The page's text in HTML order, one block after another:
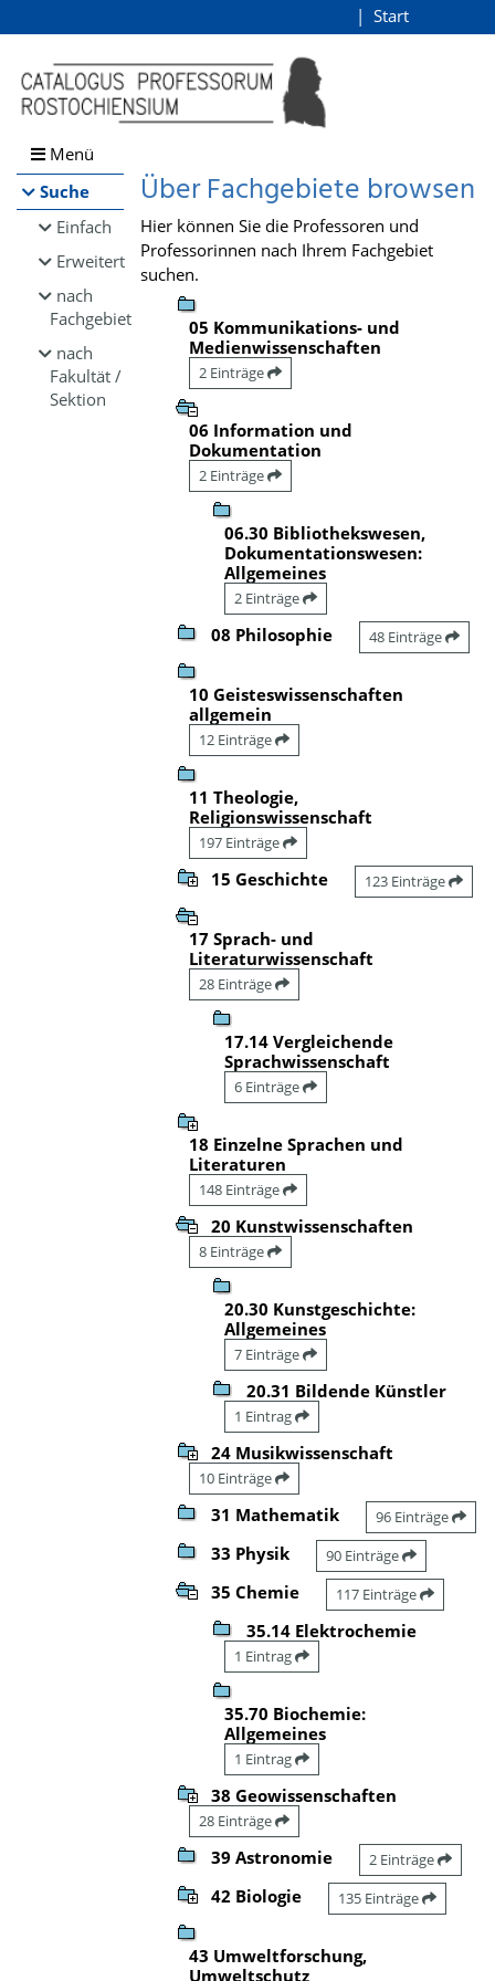
Browsen
direkt zum Inhalt
Start
Menü
Suche
Einfach
Erweitert
nach
Fachgebiet
nach
Fakultät /
Sektion
Über Fachgebiete browsen
Hier können Sie die Professoren und
Professorinnen nach Ihrem Fachgebiet
suchen.
05 Kommunikations- und
Medienwissenschaften
2 Einträge
06 Information und
Dokumentation
2 Einträge
06.30 Bibliothekswesen,
Dokumentationswesen:
Allgemeines
2 Einträge
08 Philosophie 48 Einträge
10 Geisteswissenschaften
allgemein
12 Einträge
11 Theologie,
Religionswissenschaft
197 Einträge
15 Geschichte 123 Einträge
17 Sprach- und
Literaturwissenschaft
28 Einträge
17.14 Vergleichende
Sprachwissenschaft
6 Einträge
18 Einzelne Sprachen und
Literaturen
148 Einträge
20 Kunstwissenschaften
8 Einträge
20.30 Kunstgeschichte:
Allgemeines
7 Einträge
20.31 Bildende Künstler
1 Eintrag
24 Musikwissenschaft
10 Einträge
31 Mathematik 96 Einträge
33 Physik 90 Einträge
35 Chemie 117 Einträge
35.14 Elektrochemie
1 Eintrag
35.70 Biochemie:
Allgemeines
1 Eintrag
38 Geowissenschaften
28 Einträge
39 Astronomie 2 Einträge
42 Biologie 135 Einträge
43 Umweltforschung,
Umweltschutz